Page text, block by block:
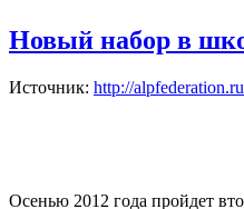
Новый набор в
Источник: http://alpfederation.ru
Осенью 2012 года пройдет